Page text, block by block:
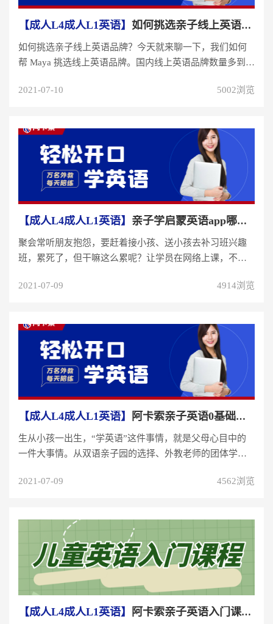
【成人L4成人L1英语】 如何挑选亲子线上英语品牌？看看这位家长的全面分析
如何挑选亲子线上英语品牌？今天就来聊一下，我们如何
帮 Maya 挑选线上英语品牌。国内线上英语品牌数量多到不
2021-07-10
5002浏览
【成人L4成人L1英语】 亲子学启蒙英语app哪个好？爸妈一起学的app！
聚会常听朋友抱怨，要赶着接小孩、送小孩去补习班兴趣
班，累死了，但干嘛这么累呢？让学员在网络上课，不就
2021-07-09
4914浏览
【成人L4成人L1英语】 阿卡索亲子英语0基础入门！从玩乐中学习，让学员爱...
生从小孩一出生，“学英语”这件事情，就是父母心目中的
一件大事情。从双语亲子园的选择、外教老师的团体学
2021-07-09
4562浏览
【成人L4成人L1英语】 阿卡索亲子英语入门课程，增强学员对英语兴趣的英语...